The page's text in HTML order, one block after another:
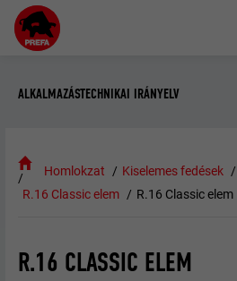
ALKALMAZÁSTECHNIKAI IRÁNYELV
Homlokzat
Kiselemes fedések
R.16 Classic elem
R.16 Classic elem
R.16 CLASSIC ELEM